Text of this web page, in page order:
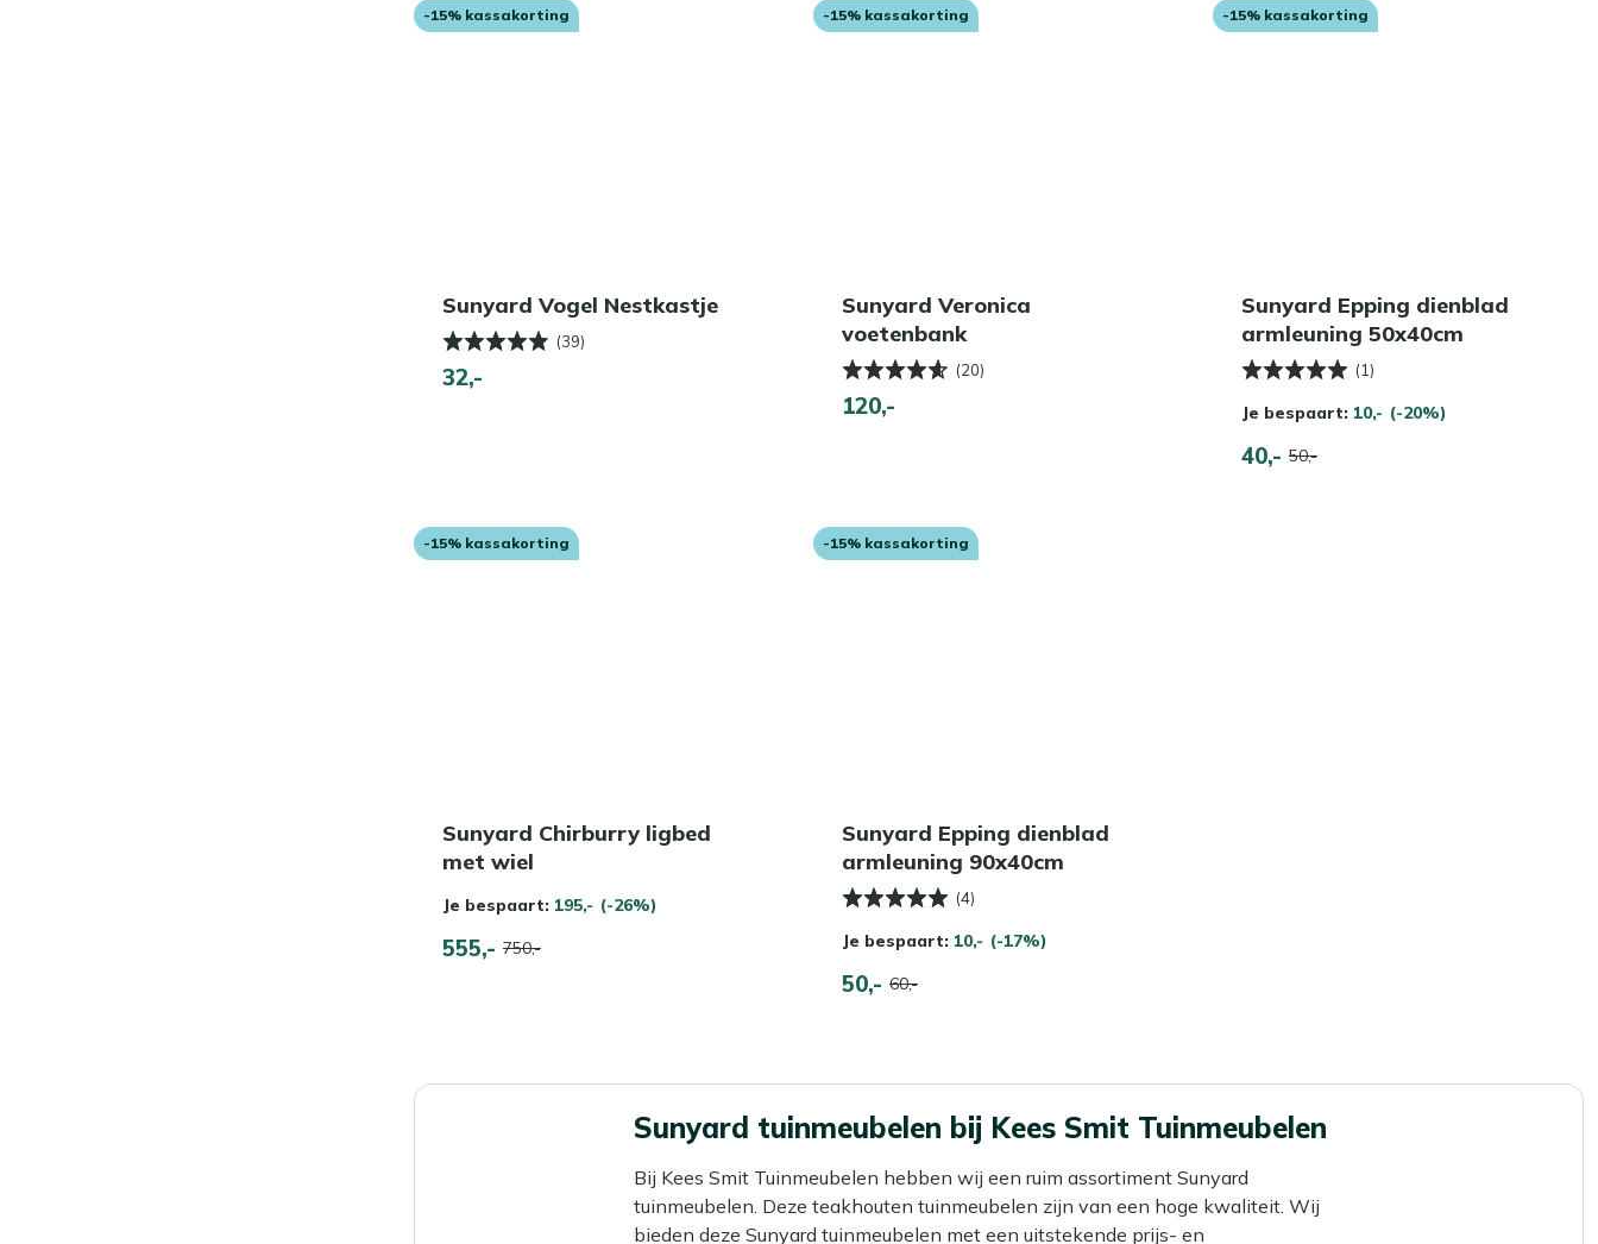
-15% kassakorting
Sunyard Vogel Nestkastje
(39)
32,-
-15% kassakorting
Sunyard Veronica
voetenbank
(20)
120,-
-15% kassakorting
Sunyard Epping dienblad
armleuning 50x40cm
(1)
Je bespaart: 10,- (-20%)
40,- 50,-
-15% kassakorting
Sunyard Chirburry ligbed
met wiel
Je bespaart: 195,- (-26%)
555,- 750,-
-15% kassakorting
Sunyard Epping dienblad
armleuning 90x40cm
(4)
Je bespaart: 10,- (-17%)
50,- 60,-
Sunyard tuinmeubelen bij Kees Smit Tuinmeubelen
Bij Kees Smit Tuinmeubelen hebben wij een ruim assortiment Sunyard
tuinmeubelen. Deze teakhouten tuinmeubelen zijn van een hoge kwaliteit. Wij
bieden deze Sunyard tuinmeubelen met een uitstekende prijs- en